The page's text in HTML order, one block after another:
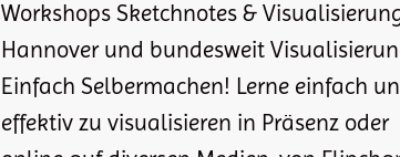
Workshops Sketchnotes &
Hannover und bundesweit
Einfach Selbermachen! Lerne einfach
effektiv zu visualisieren in Präsenz oder